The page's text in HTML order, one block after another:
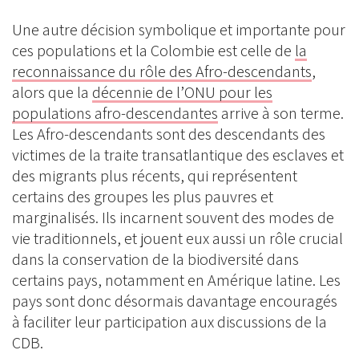
Une autre décision symbolique et importante pour
ces populations et la Colombie est celle de la
reconnaissance du rôle des Afro-descendants,
alors que la décennie de l’ONU pour les
populations afro-descendantes arrive à son terme.
Les Afro-descendants sont des descendants des
victimes de la traite transatlantique des esclaves et
des migrants plus récents, qui représentent
certains des groupes les plus pauvres et
marginalisés. Ils incarnent souvent des modes de
vie traditionnels, et jouent eux aussi un rôle crucial
dans la conservation de la biodiversité dans
certains pays, notamment en Amérique latine. Les
pays sont donc désormais davantage encouragés
à faciliter leur participation aux discussions de la
CDB.